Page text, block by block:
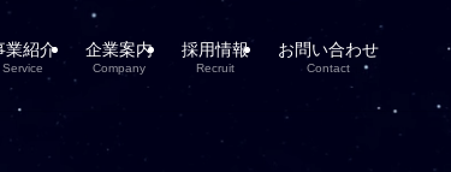
業紹介
Service
企業案内
Company
採用情報
Recruit
お問い合わせ
Contact